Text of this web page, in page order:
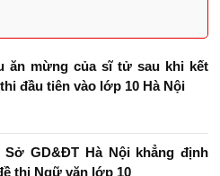
ăn mừng của sĩ tử sau khi kết
đầu tiên vào lớp 10 Hà Nội
Sở GD&ĐT Hà Nội khẳng định
thi Ngữ văn lớp 10